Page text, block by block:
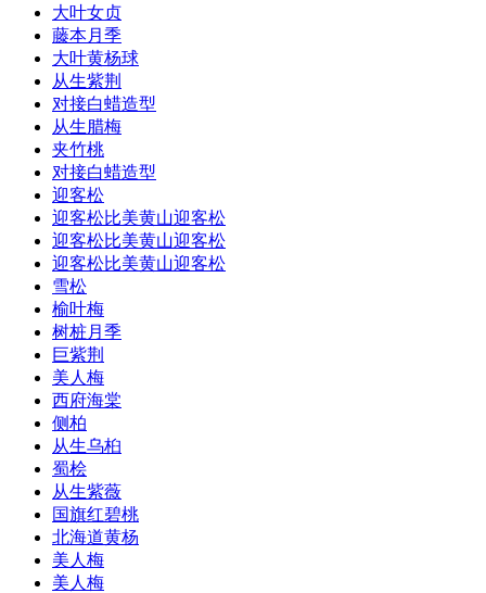
大叶女贞
藤本月季
大叶黄杨球
从生紫荆
对接白蜡造型
从生腊梅
夹竹桃
对接白蜡造型
迎客松
迎客松比美黄山迎客松
迎客松比美黄山迎客松
迎客松比美黄山迎客松
雪松
榆叶梅
树桩月季
巨紫荆
美人梅
西府海棠
侧柏
从生乌桕
蜀桧
从生紫薇
国旗红碧桃
北海道黄杨
美人梅
美人梅